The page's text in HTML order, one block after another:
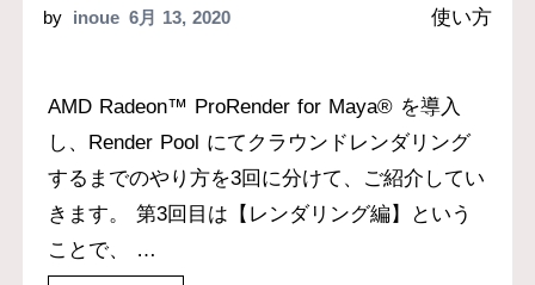
by inoue 6月 13, 2020 使い方
AMD Radeon™ ProRender for Maya® を導入
し、Render Pool にてクラウンドレンダリング
するまでのやり方を3回に分けて、ご紹介してい
きます。 第3回目は【レンダリング編】という
ことで、
…